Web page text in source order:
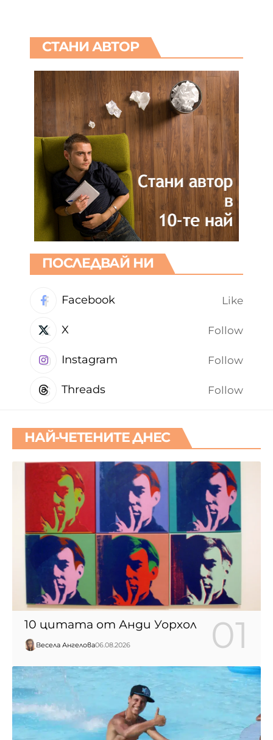
СТАНИ АВТОР
ПОСЛЕДВАЙ НИ
Facebook Like
X Follow
Instagram Follow
Threads Follow
НАЙ-ЧЕТЕНИТЕ ДНЕС
10 цитата от Анди Уорхол
Весела Ангелова06.08.2026